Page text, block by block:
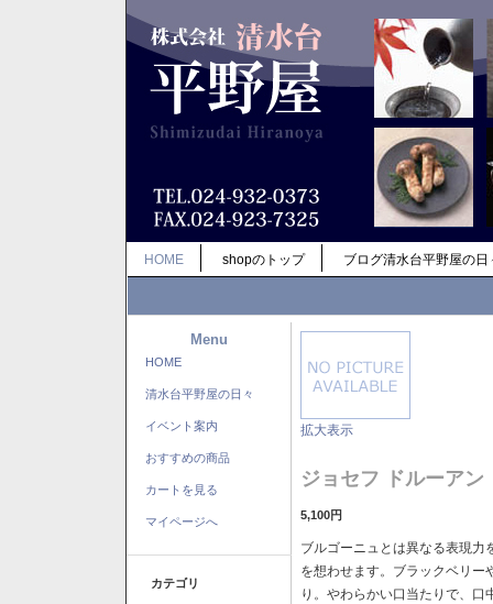
HOME shopのトップ ブログ清水台平野屋の日
Menu
HOME
清水台平野屋の日々
イベント案内
おすすめの商品
カートを見る
マイページへ
カテゴリ
拡大表示
ジョセフ ドルーア
5,100円
ブルゴーニュとは異なる表現力
を想わせます。ブラックベリー
り。やわらかい口当たりで、